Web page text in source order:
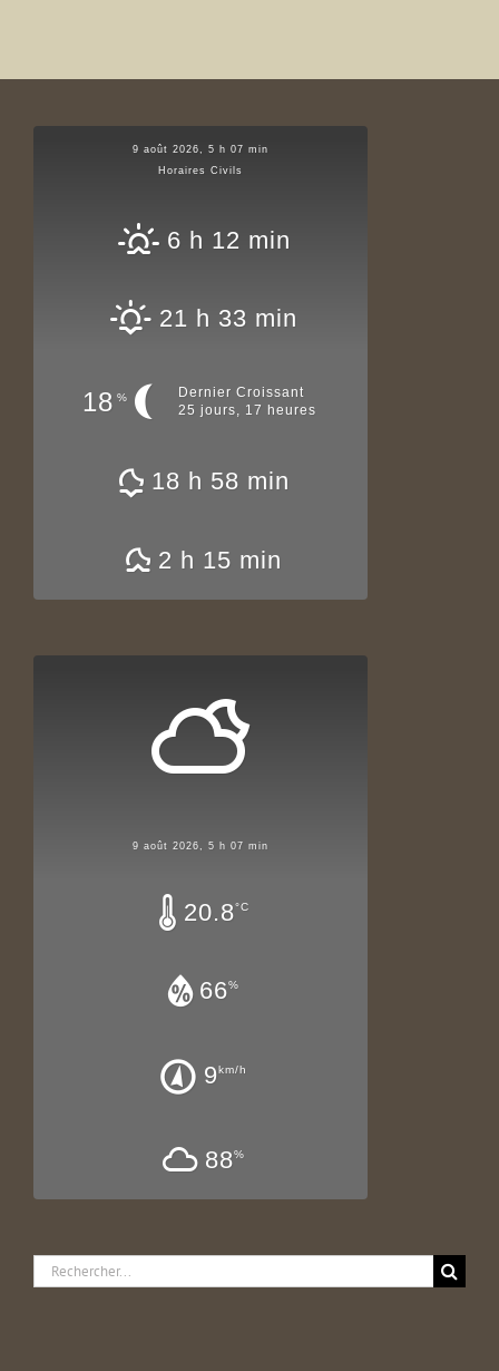
9 août 2026, 5 h 07 min
Horaires Civils
6 h 12 min
21 h 33 min
18 %
Dernier Croissant
25 jours, 17 heures
18 h 58 min
2 h 15 min
9 août 2026, 5 h 07 min
20.8°C
66%
9km/h
88%
Rechercher: